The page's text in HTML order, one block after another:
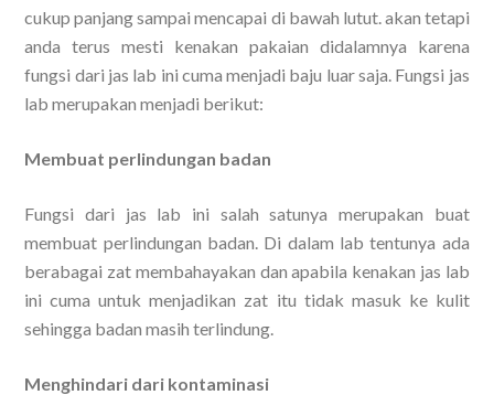
cukup panjang sampai mencapai di bawah lutut. akan tetapi
anda terus mesti kenakan pakaian didalamnya karena
fungsi dari jas lab ini cuma menjadi baju luar saja. Fungsi jas
lab merupakan menjadi berikut:
Membuat perlindungan badan
Fungsi dari jas lab ini salah satunya merupakan buat
membuat perlindungan badan. Di dalam lab tentunya ada
berabagai zat membahayakan dan apabila kenakan jas lab
ini cuma untuk menjadikan zat itu tidak masuk ke kulit
sehingga badan masih terlindung.
Menghindari dari kontaminasi